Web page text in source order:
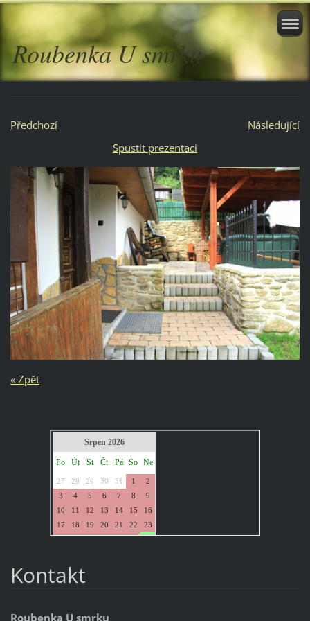
Roubenka U smrku
Předchozí
Následující
Spustit prezentaci
« Zpět
Kontakt
Roubenka U smrku